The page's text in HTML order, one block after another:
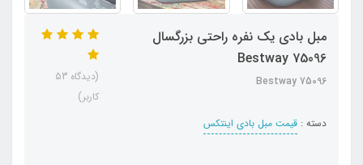
مبل بادی یک نفره راحتی بزرگسال
Bestway 75096
Bestway 75096
دسته : قیمت مبل بادی اینتکس
(دیدگاه 53
کاربر)